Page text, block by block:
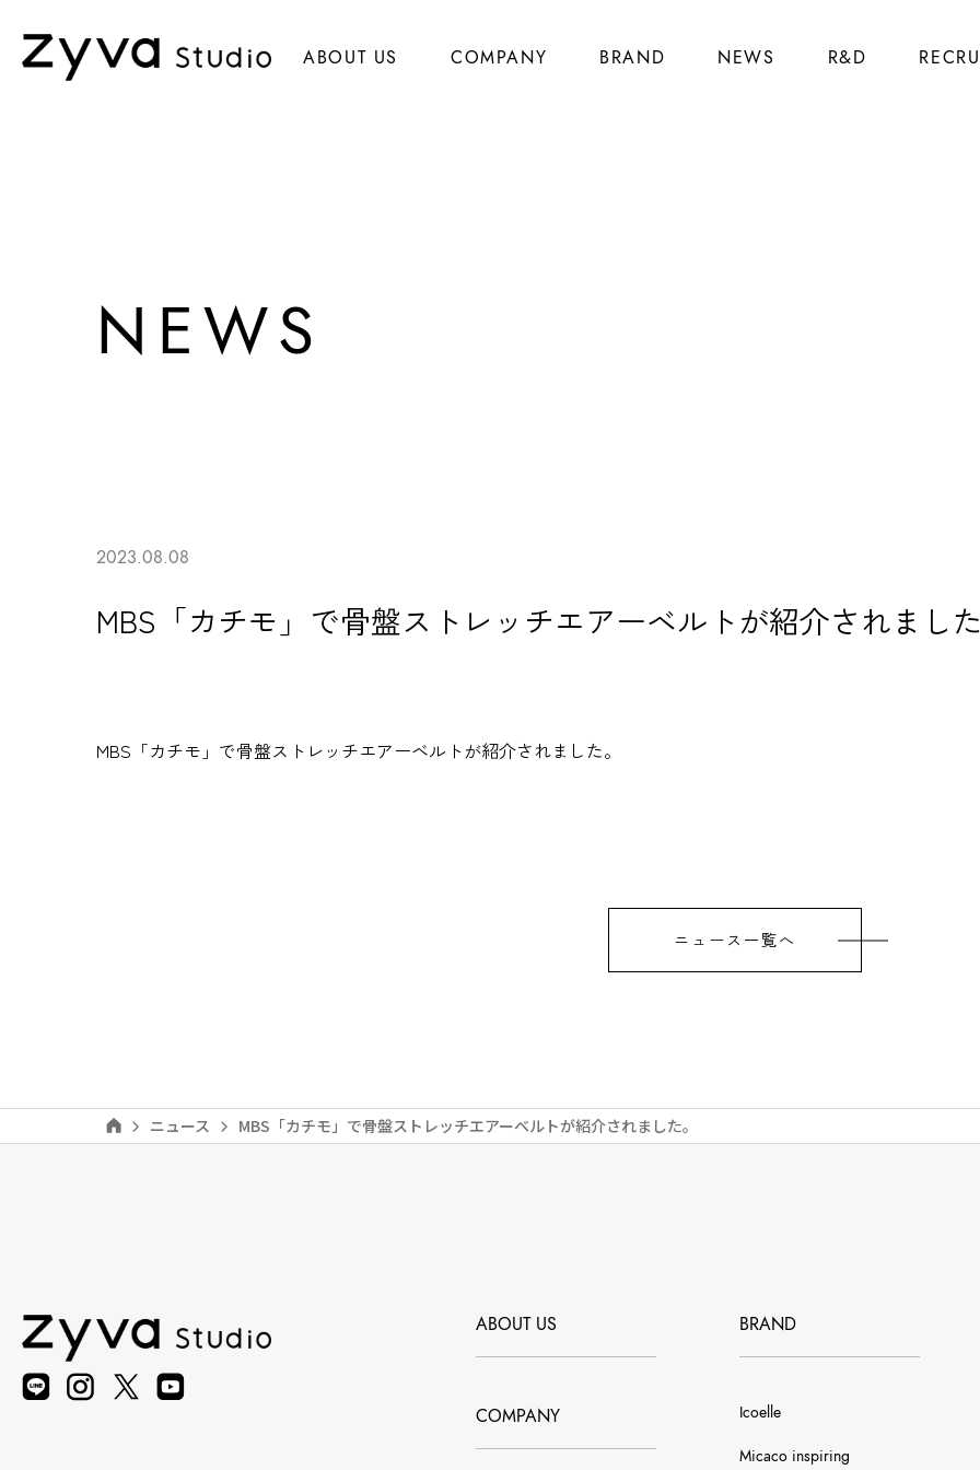
ABOUT US COMPANY BRAND NEWS R&D
NEWS
2023.08.08
MBS「カチモ」で骨盤ストレッチエアーベルトが紹介されまし
MBS「カチモ」で骨盤ストレッチエアーベルトが紹介されました。
ニュース一覧へ
ニュース MBS「カチモ」で骨盤ストレッチエアーベルトが紹介されました。
ABOUT US
COMPANY
BRAND
Icoelle
Micaco inspiring